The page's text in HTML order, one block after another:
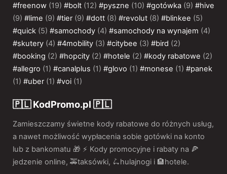
#freenow (19) #bolt (12) #pyszne (10) #gotówka (9) #hive
(9) #lime (9) #tier (9) #dott (8) #revolut (8) #blinkee (5)
#quick (5) #samochody (4) #samochody na wynajem (4)
#skutery (4) #4mobility (3) #citybee (3) #bird (2)
#booking (2) #hopcity (2) #hotele (2) #kody rabatowe (2)
#allegro (1) #canalplus (1) #glovo (1) #monese (1) #panek
(1) #uber (1) #voi (1)
🇵🇱 KodPromo.pl 🇵🇱
Zamieszczamy świetne kody rabatowe do różnych usług,
a nawet możliwość wypłacenia sobie gotówki na konto
lub z bankomatu 🎁 ⚡️ Kody promocyjne i rabaty na 🍕
jedzenie online, 🚕taksówki, 🛴hulajnogi i 🏨hotele.